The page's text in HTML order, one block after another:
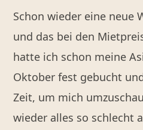
Schon wieder eine neue
und das bei den
hatte ich schon meine
Oktober fest gebucht
Zeit, um mich
wieder alles so schlecht